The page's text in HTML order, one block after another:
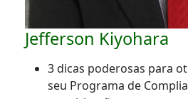
Jefferson Kiyohara
3 dicas poderosas para
seu Programa de